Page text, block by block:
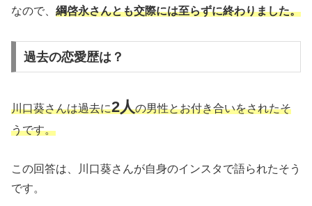
なので、 綱啓永さんとも交際には至らずに終わりました。
過去の恋愛歴は？
川口葵さんは過去に2人の男性とお付き合いをされたそ
うです。
この回答は、川口葵さんが自身のインスタで語られたそう
です。